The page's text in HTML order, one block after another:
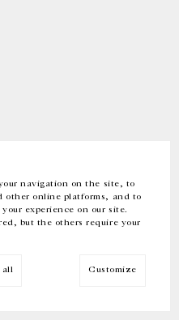
navigation on the site, to
other online platforms, and to
experience on our site.
but the others require your
all Customize